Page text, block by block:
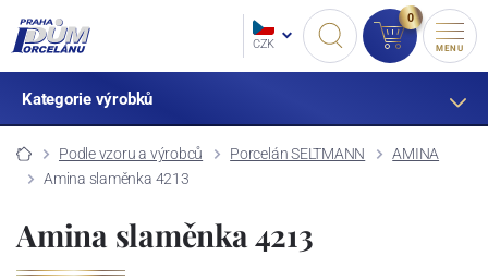
CZK
0
MENU
Kategorie výrobků
Podle vzoru a výrobců Porcelán SELTMANN
AMINA
Amina slaměnka 4213
Amina slaměnka 4213